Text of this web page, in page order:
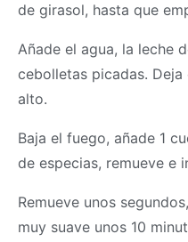
de girasol, hasta que
Añade el agua, la leche
cebolletas picadas.
alto.
Baja el fuego, añade 1
de especias, remueve e
Remueve unos
muy suave unos 10